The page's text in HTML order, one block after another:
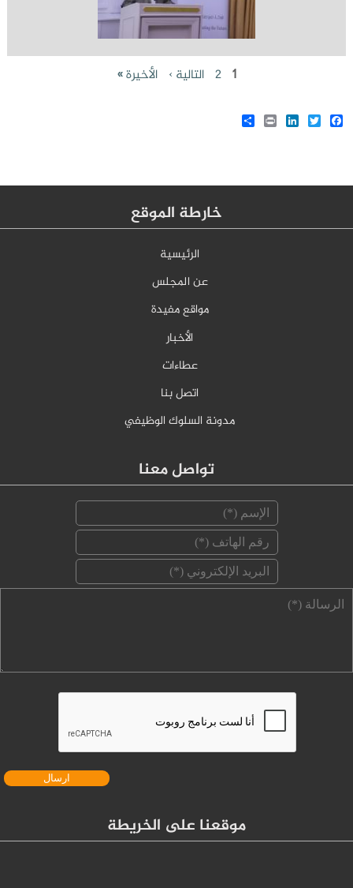
1
2 التالية › الأخيرة »
Facebook
Twitter
LinkedIn
Print
خارطة الموقع
الرئيسية
عن المجلس
مواقع مفيدة
الأخبار
عطاءات
اتصل بنا
مدونة السلوك الوظيفي
تواصل معنا
‏البريد الإلكتروني ‏*
موقعنا على الخريطة